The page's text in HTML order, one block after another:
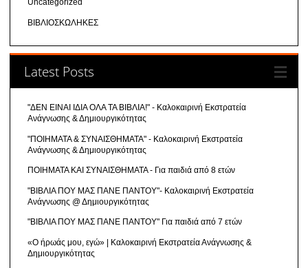
Uncategorized
ΒΙΒΛΙΟΣΚΩΛΗΚΕΣ
Latest Posts
"ΔΕΝ ΕΙΝΑΙ ΙΔΙΑ ΟΛΑ ΤΑ ΒΙΒΛΙΑ!" - Καλοκαιρινή Εκστρατεία
Ανάγνωσης & Δημιουργικότητας
"ΠΟΙΗΜΑΤΑ & ΣΥΝΑΙΣΘΗΜΑΤΑ" - Καλοκαιρινή Εκστρατεία
Ανάγνωσης & Δημιουργικότητας
ΠΟΙΗΜΑΤΑ ΚΑΙ ΣΥΝΑΙΣΘΗΜΑΤΑ - Για παιδιά από 8 ετών
"ΒΙΒΛΙΑ ΠΟΥ ΜΑΣ ΠΑΝΕ ΠΑΝΤΟΥ"- Καλοκαιρινή Εκστρατεία
Ανάγνωσης @ Δημιουργικότητας
"ΒΙΒΛΙΑ ΠΟΥ ΜΑΣ ΠΑΝΕ ΠΑΝΤΟΥ" Για παιδιά από 7 ετών
«Ο ήρωάς μου, εγώ» | Καλοκαιρινή Εκστρατεία Ανάγνωσης &
Δημιουργικότητας